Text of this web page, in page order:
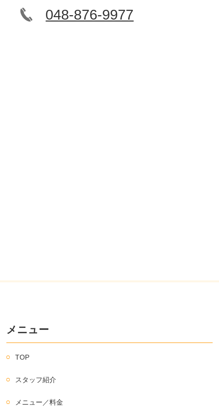
048-876-9977
メニュー
TOP
スタッフ紹介
メニュー／料金